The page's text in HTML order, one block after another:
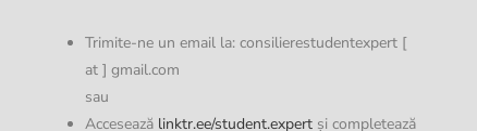
Trimite-ne un email la: consilierestudentexpert [
at ] gmail.com
sau
Accesează linktr.ee/student.expertși completează